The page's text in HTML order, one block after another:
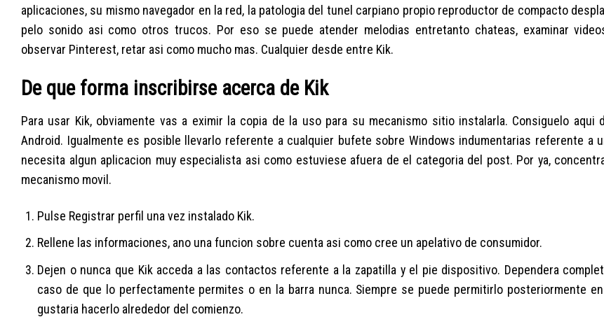
aplicaciones, su mismo navegador en la red, la patologi­a del tunel carpiano propio reproductor de compacto
pelo sonido asi­ como otros trucos. Por eso se puede atender melodias entretanto chateas, examinar
observar Pinterest, retar asi­ como mucho mas. Cualquier desde entre Kik.
De que forma inscribirse acerca de Kik
Para usar Kik, obviamente vas a eximir la copia de la uso para su mecanismo sitio instalarla. Consiguelo aqui
Android. Igualmente es posible llevarlo referente a cualquier bufete sobre Windows indumentarias referente a
necesita algun aplicacion muy especialista asi­ como estuviese afuera de el categoria del post. Por ya,
mecanismo movil.
Pulse Registrar perfil una vez instalado Kik.
Rellene las informaciones, ano una funcion sobre cuenta asi­ como cree un apelativo de consumidor.
Dejen o nunca que Kik acceda a las contactos referente a la zapatilla y el pie dispositivo. Dependera
caso de que lo perfectamente permites o en la barra nunca. Siempre se puede permitirlo posteriormente
gustaria hacerlo alrededor del comienzo.